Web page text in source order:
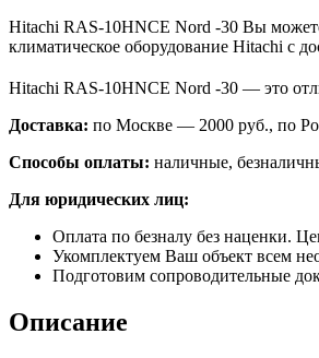
Hitachi RAS-10HNCE Nord -30 Вы
климатическое оборудование Hitachi с
Hitachi RAS-10HNCE Nord -30 — это
Доставка: по Москве — 2000 руб., по
Способы оплаты: наличные,
Для юридических лиц:
Оплата по безналу без наценки.
Укомплектуем Ваш объект всем
Подготовим сопроводительные
Описание